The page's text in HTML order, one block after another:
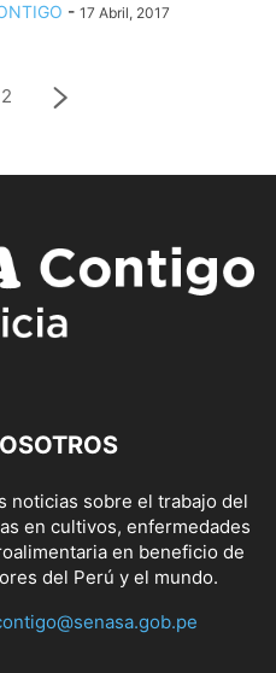
- 17 Abril, 2017
2
noticias sobre el trabajo del
en cultivos, enfermedades
en beneficio de
del Perú y el mundo.